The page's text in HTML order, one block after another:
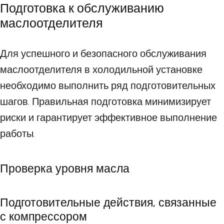
Подготовка к обслуживанию
маслоотделителя
Для успешного и безопасного обслуживания
маслоотделителя в холодильной установке
необходимо выполнить ряд подготовительных
шагов. Правильная подготовка минимизирует
риски и гарантирует эффективное выполнение
работы.
Проверка уровня масла
Подготовительные действия, связанные
с компрессором